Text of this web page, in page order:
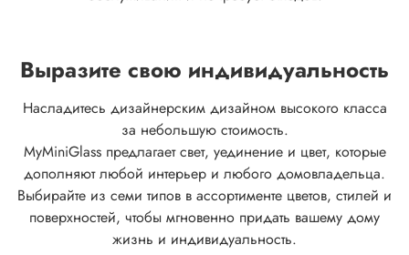
Выразите свою индивидуальность
Насладитесь дизайнерским дизайном высокого класса
за небольшую стоимость.
MyMiniGlass предлагает свет, уединение и цвет, которые
дополняют любой интерьер и любого домовладельца.
Выбирайте из семи типов в ассортименте цветов, стилей и
поверхностей, чтобы мгновенно придать вашему дому
жизнь и индивидуальность.